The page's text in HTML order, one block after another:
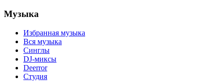
Музыка
Избранная музыка
Вся музыка
Синглы
DJ-миксы
Deerror
Студия